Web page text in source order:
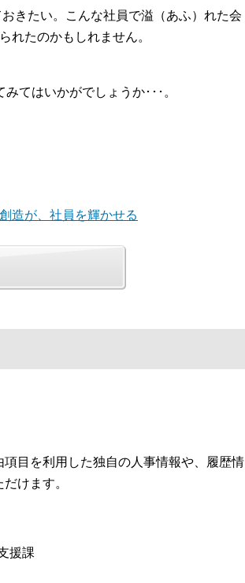
きたい。こんな社員で溢（あふ）れた会
れたのかもしれません。
てはいかがでしょうか･･･。
造が、社員を輝かせる
目を利用した独自の人事情報や、履歴情
けます。
援課